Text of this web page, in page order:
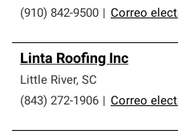
(910) 842-9500
Correo
Linta Roofing Inc
Little River, SC
(843) 272-1906
Correo